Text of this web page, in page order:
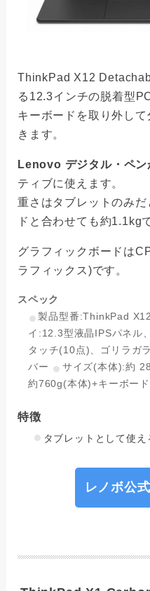
ThinkPad X12
る12.3インチの脱着型
キーボードを取り外し
きます。
Lenovo デジタル・ペン
ティブに使えます。
重さはタブレットのみ
ドと合わせても約1.1kg
グラフィックボードは
ラフィックス)です。
スペック
製品型番:ThinkPad
イ:12.3型液晶IPSパネル
タッチ(10点)、ゴリラガ
バー
サイズ(本体):約
約760g(本体)+キーボー
特徴
タブレットとして使
レノボ公